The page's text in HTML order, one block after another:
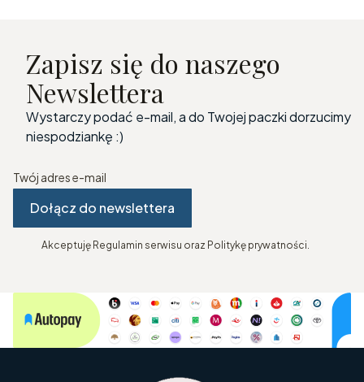
Zapisz się do naszego
Newslettera
Wystarczy podać e-mail, a do Twojej paczki dorzucimy
niespodziankę :)
Twój adres e-mail
Dołącz do newslettera
Akceptuję Regulamin serwisu oraz Politykę prywatności.